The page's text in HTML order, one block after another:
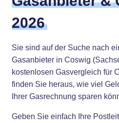
2026
Sie sind auf der Suche nach
Gasanbieter in Coswig
kostenlosen Gasvergleich für
finden Sie heraus, wie viel
Ihrer Gasrechnung sparen
Geben Sie einfach Ihre